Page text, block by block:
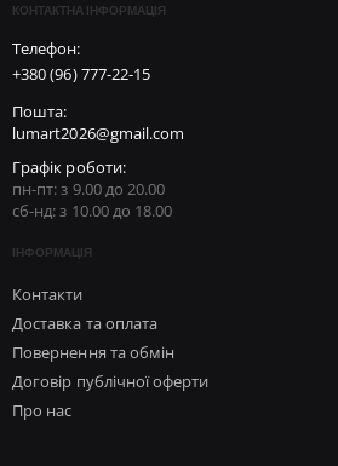
КОНТАКТНА ІНФОРМАЦІЯ
Телефон:
+380 (96) 777-22-15
Пошта:
lumart2026@gmail.com
Графік роботи:
пн-пт: з 9.00 до 20.00
сб-нд: з 10.00 до 18.00
ІНФОРМАЦІЯ
Контакти
Доставка та оплата
Повернення та обмін
Договір публічної оферти
Про нас